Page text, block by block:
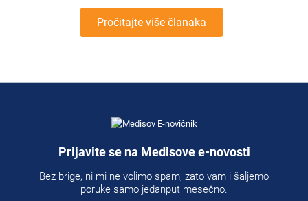
Pročitajte više članaka
Prijavite se na Medisove e-novosti
Bez brige, ni mi ne volimo spam; zato vam i šaljemo
poruke samo jedanput mesečno.